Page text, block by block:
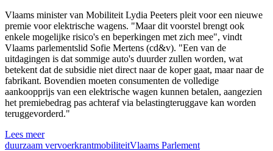
Vlaams minister van Mobiliteit Lydia Peeters pleit voor een nieuwe
premie voor elektrische wagens. "Maar dit voorstel brengt ook
enkele mogelijke risico's en beperkingen met zich mee", vindt
Vlaams parlementslid Sofie Mertens (cd&v). "Een van de
uitdagingen is dat sommige auto's duurder zullen worden, wat
betekent dat de subsidie niet direct naar de koper gaat, maar naar de
fabrikant. Bovendien moeten consumenten de volledige
aankoopprijs van een elektrische wagen kunnen betalen, aangezien
het premiebedrag pas achteraf via belastingteruggave kan worden
teruggevorderd."
Lees meer
duurzaam vervoerkrantmobiliteitVlaams Parlement